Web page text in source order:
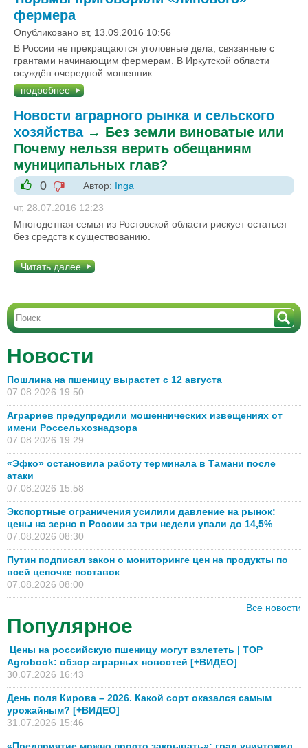
фермера
Опубликовано вт, 13.09.2016 10:56
В России не прекращаются уголовные дела, связанные с
грантами начинающим фермерам. В Иркутской области
осуждён очередной мошенник
подробнее
Новости аграрного рынка и сельского
хозяйства→ Без земли виноватые или
Почему нельзя верить обещаниям
муниципальных глав?
+1
0
-1
Автор: Inga
чт, 28.07.2016 12:23
Многодетная семья из Ростовской области рискует остаться
без средств к существованию.
Читать далее
Новости
Пошлина на пшеницу вырастет с 12 августа
07.08.2026 19:50
Аграриев предупредили мошеннических извещениях от
имени Россельхознадзора
07.08.2026 19:29
«Эфко» остановила работу терминала в Тамани после
атаки
07.08.2026 15:58
Экспортные ограничения усилили давление на рынок:
цены на зерно в России за три недели упали до 14,5%
07.08.2026 08:30
Путин подписал закон о мониторинге цен на продукты по
всей цепочке поставок
07.08.2026 08:00
Все новости
Популярное
Цены на российскую пшеницу могут взлететь | TOP
Agrobook: обзор аграрных новостей [+ВИДЕО]
30.07.2026 16:43
День поля Кирова – 2026. Какой сорт оказался самым
урожайным? [+ВИДЕО]
31.07.2026 15:46